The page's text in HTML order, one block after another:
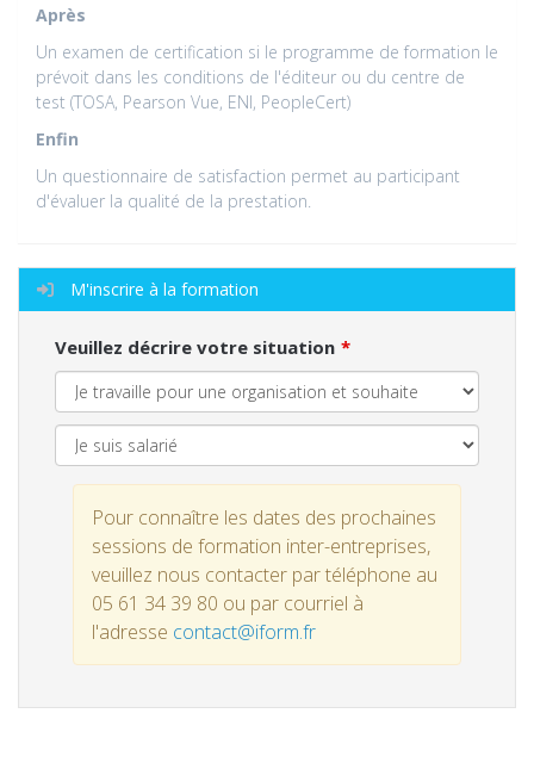
Après
Un examen de certification si le programme de formation le
prévoit dans les conditions de l'éditeur ou du centre de
test (TOSA, Pearson Vue, ENI, PeopleCert)
Enfin
Un questionnaire de satisfaction permet au participant
d'évaluer la qualité de la prestation.
M'inscrire à la formation
Veuillez décrire votre situation
Pour connaître les dates des prochaines
sessions de formation inter-entreprises,
veuillez nous contacter par téléphone au
05 61 34 39 80 ou par courriel à
l'adresse contact@iform.fr